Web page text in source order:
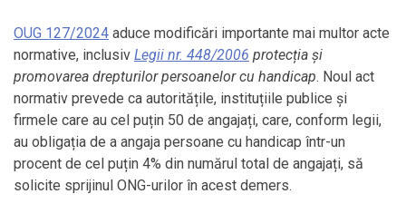
OUG 127/2024 aduce modificări importante mai multor acte
normative, inclusiv Legii nr. 448/2006 protecția și
promovarea drepturilor persoanelor cu handicap. Noul act
normativ prevede ca autoritățile, instituțiile publice și
firmele care au cel puțin 50 de angajați, care, conform legii,
au obligația de a angaja persoane cu handicap într-un
procent de cel puțin 4% din numărul total de angajați, să
solicite sprijinul ONG-urilor în acest demers.